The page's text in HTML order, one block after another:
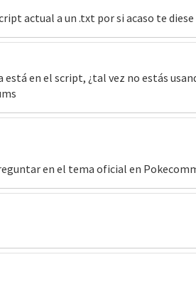
actual a un .txt por si acaso te diese
está en el script, ¿tal vez no estás
en el tema oficial en